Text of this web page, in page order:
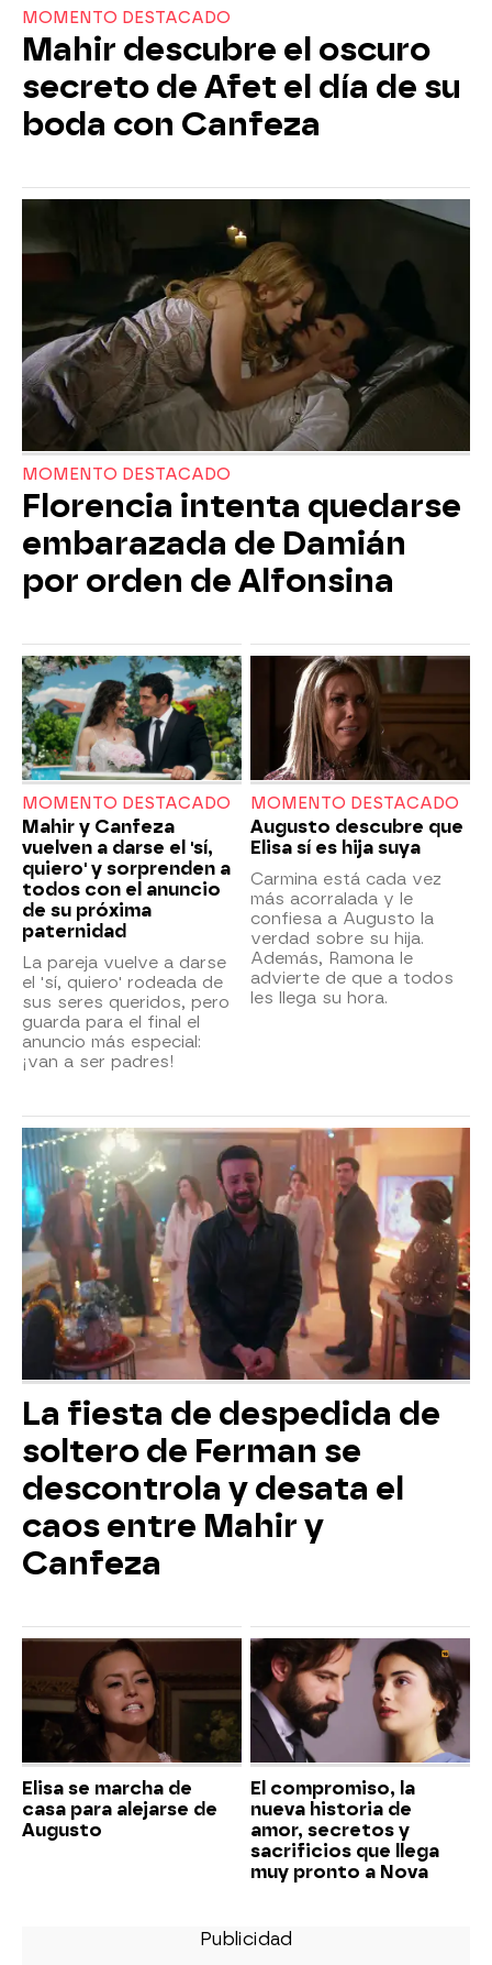
MOMENTO DESTACADO
Mahir descubre el oscuro
secreto de Afet el día de su
boda con Canfeza
MOMENTO DESTACADO
Florencia intenta quedarse
embarazada de Damián
por orden de Alfonsina
MOMENTO DESTACADO
Mahir y Canfeza
vuelven a darse el 'sí,
quiero' y sorprenden a
todos con el anuncio
de su próxima
paternidad
La pareja vuelve a darse
el 'sí, quiero' rodeada de
sus seres queridos, pero
guarda para el final el
anuncio más especial:
¡van a ser padres!
MOMENTO DESTACADO
Augusto descubre que
Elisa sí es hija suya
Carmina está cada vez
más acorralada y le
confiesa a Augusto la
verdad sobre su hija.
Además, Ramona le
advierte de que a todos
les llega su hora.
La fiesta de despedida de
soltero de Ferman se
descontrola y desata el
caos entre Mahir y
Canfeza
Elisa se marcha de
casa para alejarse de
Augusto
El compromiso, la
nueva historia de
amor, secretos y
sacrificios que llega
muy pronto a Nova